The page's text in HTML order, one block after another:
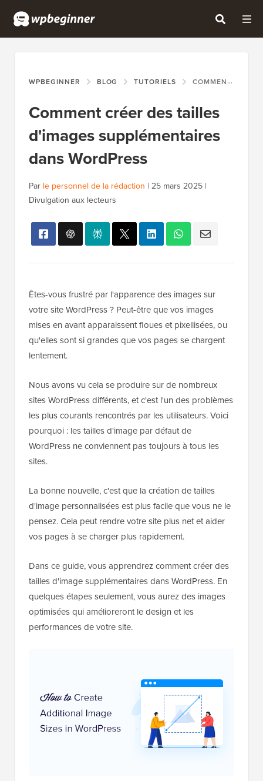
WPBEGINNER BLOG TUTORIELS COMMENT CRÉER DES TAILLES D'IMAGES SUPPLÉMENTAIRES DANS WORDPRESS
Comment créer des tailles
d'images supplémentaires
dans WordPress
Par le personnel de la rédaction | 25 mars 2025 |
Divulgation aux lecteurs
Êtes-vous frustré par l'apparence des images sur
votre site WordPress ? Peut-être que vos images
mises en avant apparaissent floues et pixellisées, ou
qu'elles sont si grandes que vos pages se chargent
lentement.
Nous avons vu cela se produire sur de nombreux
sites WordPress différents, et c'est l'un des problèmes
les plus courants rencontrés par les utilisateurs. Voici
pourquoi : les tailles d'image par défaut de
WordPress ne conviennent pas toujours à tous les
sites.
La bonne nouvelle, c'est que la création de tailles
d'image personnalisées est plus facile que vous ne le
pensez. Cela peut rendre votre site plus net et aider
vos pages à se charger plus rapidement.
Dans ce guide, vous apprendrez comment créer des
tailles d'image supplémentaires dans WordPress. En
quelques étapes seulement, vous aurez des images
optimisées qui amélioreront le design et les
performances de votre site.